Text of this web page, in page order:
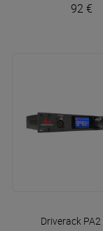
92 €
Driverack PA2